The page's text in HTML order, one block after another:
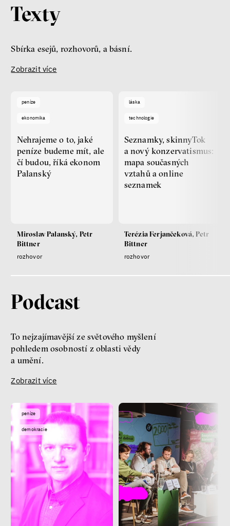
Texty
Sbírka esejů, rozhovorů, a básní.
Zobrazit více
peníze
ekonomika
Nehrajeme o to, jaké
peníze budeme mít, ale
čí budou, říká ekonom
Palanský
Miroslav Palanský, Petr
Bittner
rozhovor
láska
technologie
Seznamky, skinnyTok
a nový konzervatismus:
mapa současných
vztahů a online
seznamek
Terézia Ferjančeková, Petr
Bittner
rozhovor
Podcast
To nejzajímavější ze světového myšlení
pohledem osobností z oblasti vědy
a umění.
Zobrazit více
peníze
demokracie